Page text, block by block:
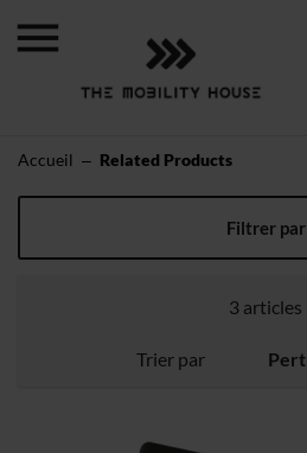
Accueil Related Products
3 articles
Trier par
Filtrer par